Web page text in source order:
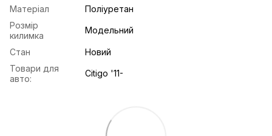
Матеріал
Поліуретан
Розмір
килимка
Модельний
Стан
Новий
Товари для
авто:
Citigo '11-